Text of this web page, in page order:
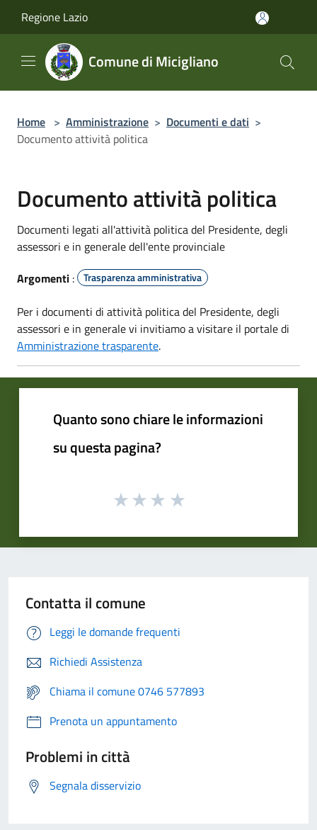
Regione Lazio
Comune di Micigliano
Home > Amministrazione > Documenti e dati >
Documento attività politica
Documento attività politica
Documenti legati all'attività politica del Presidente, degli
assessori e in generale dell'ente provinciale
Argomenti : Trasparenza amministrativa
Per i documenti di attività politica del Presidente, degli
assessori e in generale vi invitiamo a visitare il portale di
Amministrazione trasparente.
Quanto sono chiare le informazioni
su questa pagina?
Contatta il comune
Leggi le domande frequenti
Richiedi Assistenza
Chiama il comune 0746 577893
Prenota un appuntamento
Problemi in città
Segnala disservizio